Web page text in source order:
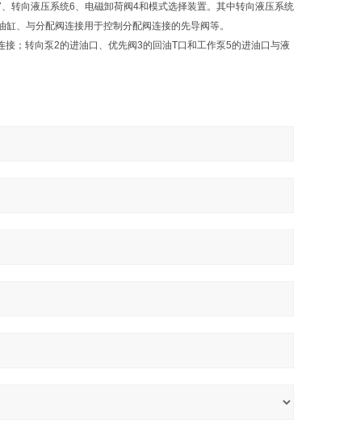
转向液压系统6、电磁卸荷阀4和模式选择装置。其中转向液压系统
、与分配阀连接用于控制分配阀连接的先导阀等。
；转向泵2的进油口、优先阀3的回油T口和工作泵5的进油口与液